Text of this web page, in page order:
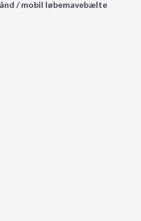
/ mobil løbemavebælte